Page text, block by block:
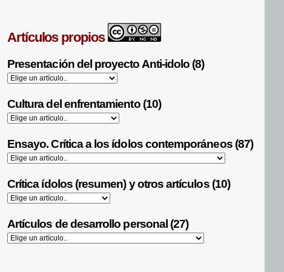
Artículos propios
Presentación del proyecto Anti-idolo (8)
Cultura del enfrentamiento (10)
Ensayo. Crítica a los ídolos contemporáneos (87)
Crítica ídolos (resumen) y otros artículos (10)
Artículos de desarrollo personal (27)